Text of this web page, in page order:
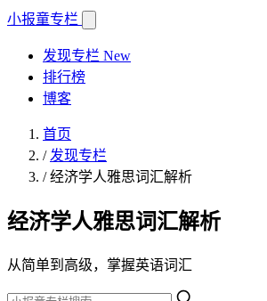
小报童专栏
发现专栏 New
排行榜
博客
首页
/ 发现专栏
/经济学人雅思词汇解析
经济学人雅思词汇解析
从简单到高级，掌握英语词汇